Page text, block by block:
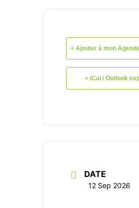
+ Ajouter à mon
+ iCal / Outlook
DATE
12 Sep 2026